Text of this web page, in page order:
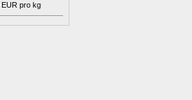
EUR pro kg